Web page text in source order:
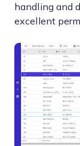
handling and
excellent